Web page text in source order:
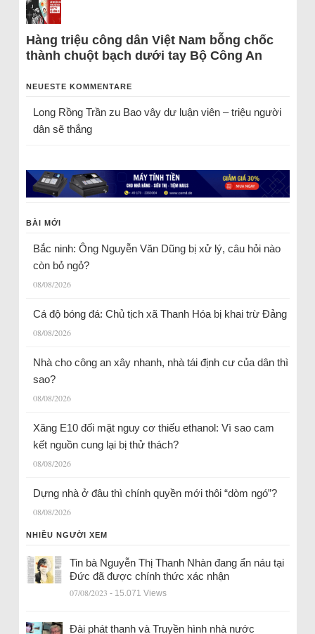
Hàng triệu công dân Việt Nam bỗng chốc
thành chuột bạch dưới tay Bộ Công An
NEUESTE KOMMENTARE
Long Rồng Trầnzu Bao vây dư luận viên – triệu người
dân sẽ thắng
BÀI MỚI
Bắc ninh: Ông Nguyễn Văn Dũng bị xử lý, câu hỏi nào
còn bỏ ngỏ?
08/08/2026
Cá độ bóng đá: Chủ tịch xã Thanh Hóa bị khai trừ Đảng
08/08/2026
Nhà cho công an xây nhanh, nhà tái định cư của dân thì
sao?
08/08/2026
Xăng E10 đối mặt nguy cơ thiếu ethanol: Vì sao cam
kết nguồn cung lại bị thử thách?
08/08/2026
Dựng nhà ở đâu thì chính quyền mới thôi “dòm ngó”?
08/08/2026
NHIỀU NGƯỜI XEM
Tin bà Nguyễn Thị Thanh Nhàn đang ẩn náu tại
Đức đã được chính thức xác nhận
07/08/2023 - 15.071 Views
Đài phát thanh và Truyền hình nhà nước